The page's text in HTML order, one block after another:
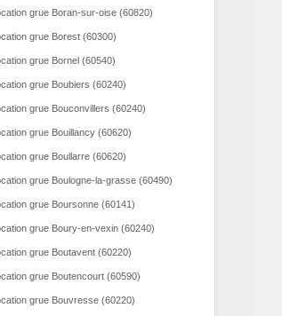
grue Boran-sur-oise (60820)
grue Borest (60300)
grue Bornel (60540)
grue Boubiers (60240)
grue Bouconvillers (60240)
grue Bouillancy (60620)
grue Boullarre (60620)
grue Boulogne-la-grasse (60490)
grue Boursonne (60141)
grue Boury-en-vexin (60240)
grue Boutavent (60220)
grue Boutencourt (60590)
grue Bouvresse (60220)